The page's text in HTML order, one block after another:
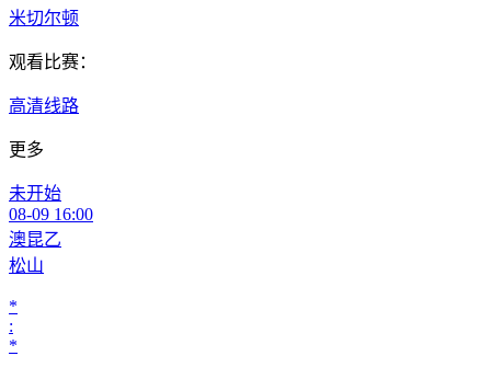
米切尔顿
观看比赛：
高清线路
更多
未开始
08-09 16:00
澳昆乙
松山
*
:
*